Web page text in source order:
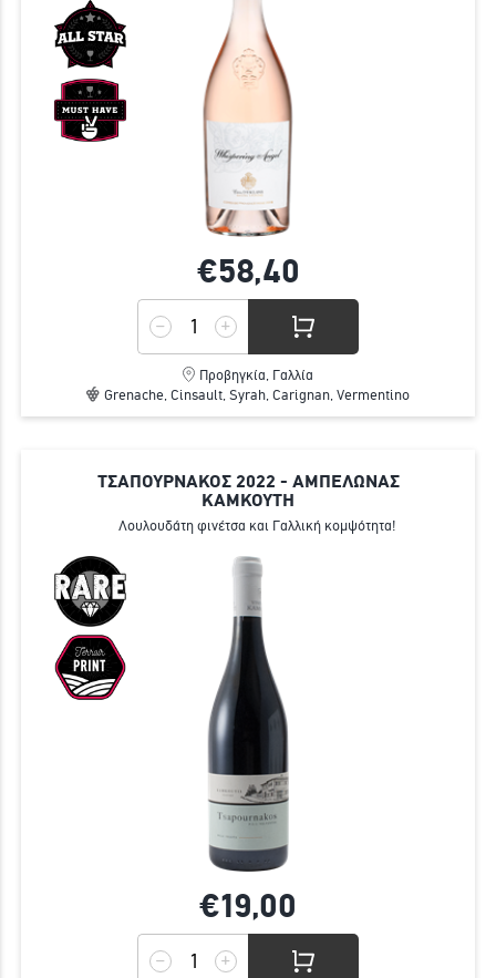
€58,40
Προβηγκία, Γαλλία
Grenache, Cinsault, Syrah, Carignan, Vermentino
ΤΣΑΠΟΥΡΝΑΚΟΣ 2022 - ΑΜΠΕΛΩΝΑΣ
ΚΑΜΚΟΥΤΗ
Λουλουδάτη φινέτσα και Γαλλική κομψότητα!
€19,00